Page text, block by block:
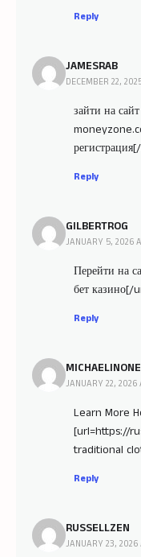
Reply
JAMESRAB
DECEMBER 22,
зайти на
Reply
GILBERTROG
JANUARY 5, 2026
Перейти на
бет казино[/
Reply
MICHAELINONE
JANUARY 22, 2026
Learn More
[url=https://
traditional
Reply
RUSSELLZEN
JANUARY 23, 2026